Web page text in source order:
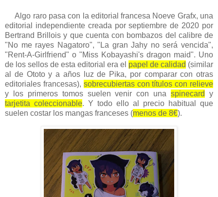
Algo raro pasa con la editorial francesa Noeve Grafx, una
editorial independiente creada por septiembre de 2020 por
Bertrand Brillois y que cuenta con bombazos del calibre de
"No me rayes Nagatoro", "La gran Jahy no será vencida",
"Rent-A-Girlfriend" o "Miss Kobayashi's dragon maid". Uno
de los sellos de esta editorial era el papel de calidad (similar
al de Ototo y a años luz de Pika, por comparar con otras
editoriales francesas), sobrecubiertas con títulos con relieve
y los primeros tomos suelen venir con unaspinecard
y
tarjetita coleccionable. Y todo ello al precio habitual que
suelen costar los mangas franceses (menos de 8€).